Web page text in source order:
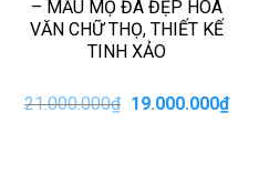
– MẪU MỘ ĐÁ ĐẸP HOA
VĂN CHỮ THỌ, THIẾT KẾ
TINH XẢO
21.000.000₫ Giá
19.000.000₫Giá